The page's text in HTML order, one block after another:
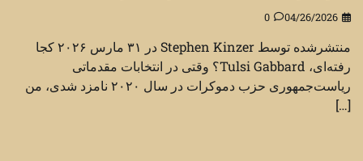
04/26/2026
0
منتشرشده توسط Stephen Kinzer در ۳۱ مارس ۲۰۲۶ کجا
رفته‌ای، Tulsi Gabbard؟ وقتی در انتخابات مقدماتی
ریاست‌جمهوری حزب دموکرات در سال ۲۰۲۰ نامزد شدی، من
[…]